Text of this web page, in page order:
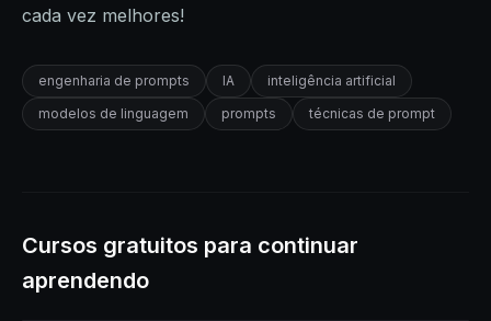
cada vez melhores!
engenharia de prompts IA
inteligência artificial
modelos de linguagem
prompts técnicas de prompt
Cursos gratuitos para continuar
aprendendo